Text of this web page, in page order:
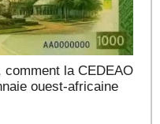
la CEDEAO
ouest-africaine